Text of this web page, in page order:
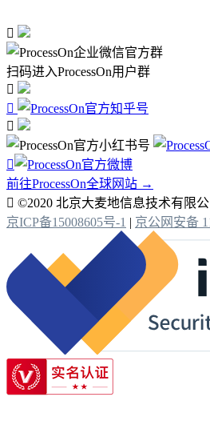

扫码进入ProcessOn用户群




前往ProcessOn全球网站 →
 ©2020 北京大麦地信息技术有限公
京ICP备15008605号-1 | 京公网安备